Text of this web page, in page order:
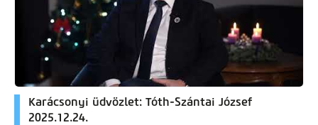
Karácsonyi üdvözlet: Tóth-Szántai József
2025.12.24.